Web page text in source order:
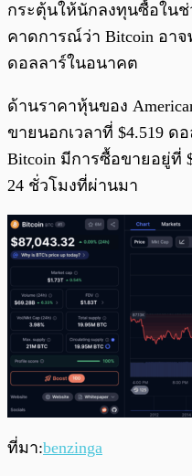
กระตุ้นให้นักลงทุนซื้อใน
คาดการณ์ว่า Bitcoin อา
ดอลลาร์ในอนาคต
ด้านราคาหุ้นของ
ขายนอกเวลาที่ $4.519 ด
Bitcoin มีการซื้อขายอยู่ที่
24 ชั่วโมงที่ผ่านมา
ที่มา:benzinga